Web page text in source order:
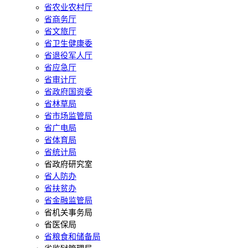
省农业农村厅
省商务厅
省文旅厅
省卫生健康委
省退役军人厅
省应急厅
省审计厅
省政府国资委
省林草局
省市场监管局
省广电局
省体育局
省统计局
省政府研究室
省人防办
省扶贫办
省金融监管局
省机关事务局
省医保局
省粮食和储备局